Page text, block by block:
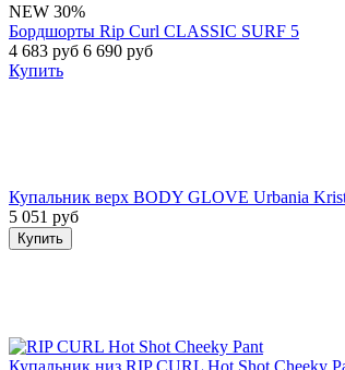
NEW 30%
Бордшорты Rip Curl CLASSIC SURF 5
4 683 руб 6 690 руб
Купить
Купальник верх BODY GLOVE Urbania
5 051 руб
Купить
Купальник низ RIP CURL Hot Shot Cheeky